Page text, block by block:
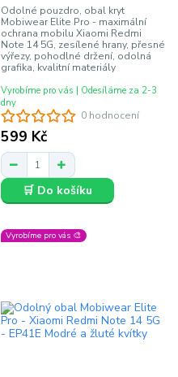
0 hodnocení
Odolné pouzdro, obal kryt
Mobiwear Elite Pro - maximální
ochrana mobilu Xiaomi Redmi
Note 14 5G, zesílené hrany, přesné
výřezy, pohodlné držení, odolná
grafika, kvalitní materiály
599 Kč
Vyrobíme pro vás | Odesíláme za 2-3
dny
🛒 Do košíku
Vyrobíme pro vás 🎨